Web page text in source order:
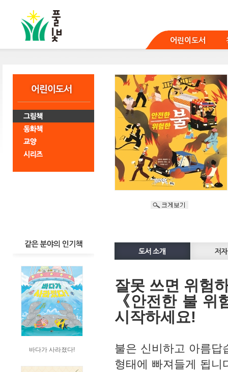
어린이도서
바다가 사라졌다!
잘못 쓰면 위험
《안전한 불
시작하세요!
불은 신비하고 아름답
형태에 빠져들게 됩니